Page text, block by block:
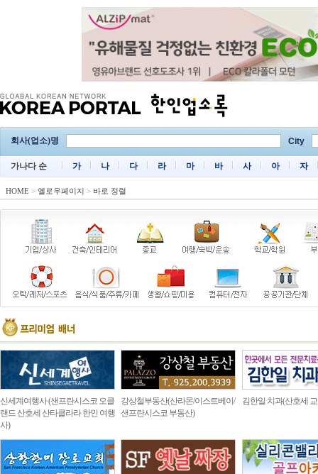
회사(업소)명 City
가나다 순 가 나 다 라 마 바 사 아 자
HOME > 옐로우페이지 > 바로 정렬
신세계여행사 (샌프란시스코 오클
랜드 산호세 산타클라라 한인 여행
사)
강상철부동산(산라몬/이스트베이/
샌프란시스코 부동산)
김한일 치과(산호세